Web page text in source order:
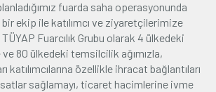
fuarda saha operasyonunda
bir ekip ile katılımcı ve ziyaretçilerimize
Fuarcılık Grubu olarak 4 ülkedeki
80 ülkedeki temsilcilik ağımızla,
katılımcılarına özellikle ihracat bağlantıları
sağlamayı, ticaret hacimlerine ivme